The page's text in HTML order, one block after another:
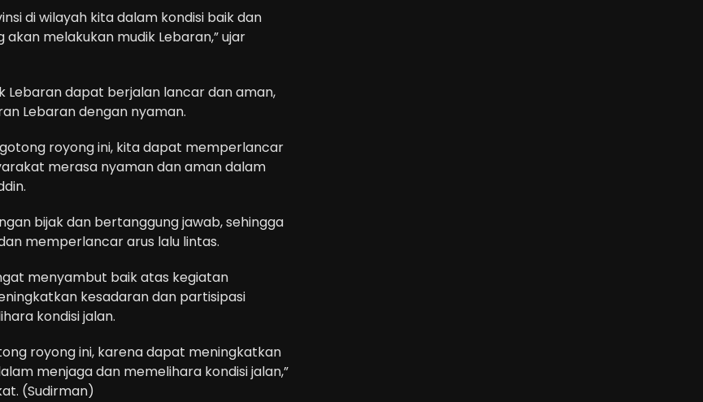
di wilayah kita dalam kondisi baik dan
melakukan mudik Lebaran,” ujar
Lebaran dapat berjalan lancar dan aman,
Lebaran dengan nyaman.
royong ini, kita dapat memperlancar
merasa nyaman dan aman dalam
bijak dan bertanggung jawab, sehingga
memperlancar arus lalu lintas.
menyambut baik atas kegiatan
kesadaran dan partisipasi
kondisi jalan.
royong ini, karena dapat meningkatkan
menjaga dan memelihara kondisi jalan,”
(Sudirman)